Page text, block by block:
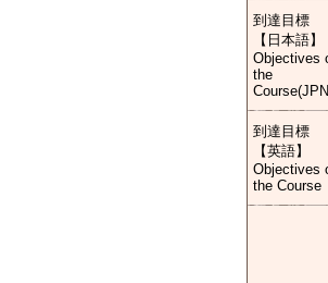
到達目標
【日本語】
Objectives
the
到達目標
【英語】
Objectives
the Course